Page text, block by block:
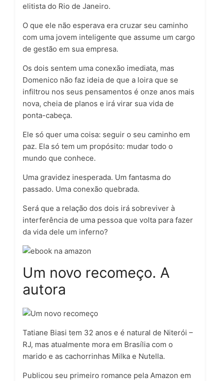
elitista do Rio de Janeiro.
O que ele não esperava era cruzar seu caminho
com uma jovem inteligente que assume um cargo
de gestão em sua empresa.
Os dois sentem uma conexão imediata, mas
Domenico não faz ideia de que a loira que se
infiltrou nos seus pensamentos é onze anos mais
nova, cheia de planos e irá virar sua vida de
ponta-cabeça.
Ele só quer uma coisa: seguir o seu caminho em
paz. Ela só tem um propósito: mudar todo o
mundo que conhece.
Uma gravidez inesperada. Um fantasma do
passado. Uma conexão quebrada.
Será que a relação dos dois irá sobreviver à
interferência de uma pessoa que volta para fazer
da vida dele um inferno?
Um novo recomeço. A
autora
Tatiane Biasi tem 32 anos e é natural de Niterói –
RJ, mas atualmente mora em Brasília com o
marido e as cachorrinhas Milka e Nutella.
Publicou seu primeiro romance pela Amazon em